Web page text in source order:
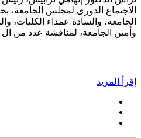
الاجتماع الدورى لمجلس الجامعة،
الجامعة، والسادة عمداء الكليات،
وأمين الجامعة، لمناقشة عدد من ال
إقرأ المزيد